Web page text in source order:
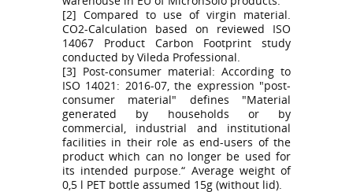
[2] Compared to use of virgin material.
CO2-Calculation based on reviewed ISO
14067 Product Carbon Footprint study
conducted by Vileda Professional.
[3] Post-consumer material: According to
ISO 14021: 2016-07, the expression "post-
consumer material" defines "Material
generated by households or by
commercial, industrial and institutional
facilities in their role as end-users of the
product which can no longer be used for
its intended purpose.“ Average weight of
0,5 l PET bottle assumed 15g (without lid).